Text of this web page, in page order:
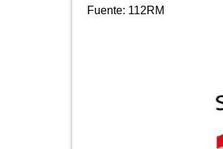
Fuente: 112RM